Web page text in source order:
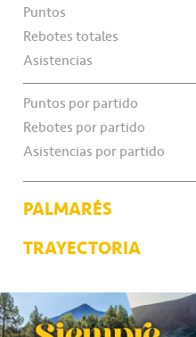
Puntos
Rebotes totales
Asistencias
Puntos por partido
Rebotes por partido
Asistencias por partido
PALMARÉS
TRAYECTORIA